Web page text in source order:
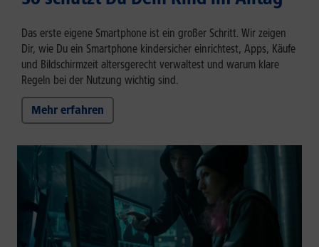
Das erste eigene Smartphone ist ein großer Schritt. Wir zeigen
Dir, wie Du ein Smartphone kindersicher einrichtest, Apps, Käufe
und Bildschirmzeit altersgerecht verwaltest und warum klare
Regeln bei der Nutzung wichtig sind.
Mehr erfahren